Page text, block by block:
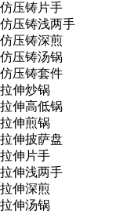
仿压铸片手
仿压铸浅两手
仿压铸深煎
仿压铸汤锅
仿压铸套件
拉伸炒锅
拉伸高低锅
拉伸煎锅
拉伸披萨盘
拉伸片手
拉伸浅两手
拉伸深煎
拉伸汤锅